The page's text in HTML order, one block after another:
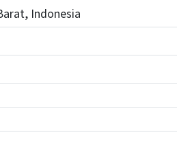
Indonesia